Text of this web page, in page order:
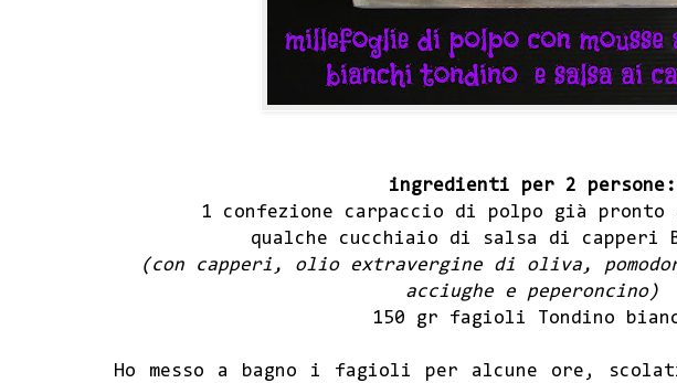
ingredienti per 2 persone:
1 confezione carpaccio di polpo già
qualche cucchiaio di salsa di capperi
(con capperi, olio extravergine di oliva,
acciughe e peperoncino)
150 gr fagioli Tondino
Ho messo a bagno i fagioli per alcune ore,